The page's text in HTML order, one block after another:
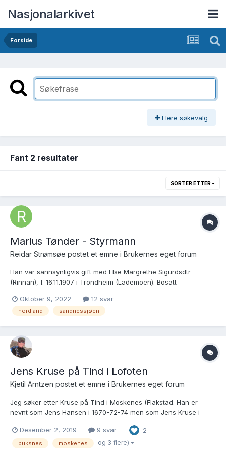
Nasjonalarkivet
Forside
Flere søkevalg
Fant 2 resultater
SORTER ETTER
Marius Tønder - Styrmann
Reidar Strømsøe postet et emne i Brukernes eget forum
Han var sannsynligvis gift med Else Margrethe Sigurdsdtr
(Rinnan), f. 16.11.1907 i Trondheim (Lademoen). Bosatt
opphav?
Oktober 9, 2022 12 svar
nordland sandnessjøen
Jens Kruse på Tind i Lofoten
Kjetil Arntzen postet et emne i Brukernes eget forum
Jeg søker etter Kruse på Tind i Moskenes (Flakstad. Han er
nevnt som Jens Hansen i 1670-72-74 men som Jens Kruse i
Henrich og etter navnet Kruse står det ibm. ibm står under
navnet til Kruse. Jens er mulig født 1641 (1647) i 1665 og 166...
Desember 2, 2019 9 svar 2
buksnes moskenes og 3 flere)